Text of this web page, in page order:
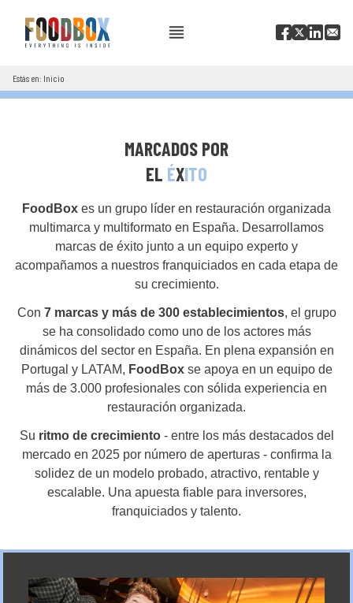
Estás en: Inicio
MARCADOS POR
EL ÉXITO
FoodBox es un grupo líder en restauración organizada
multimarca y multiformato en España. Desarrollamos
marcas de éxito junto a un equipo experto y
acompañamos a nuestros franquiciados en cada etapa de
su crecimiento.
Con 7 marcas y más de 300 establecimientos, el grupo
se ha consolidado como uno de los actores más
dinámicos del sector en España. En plena expansión en
Portugal y LATAM, FoodBoxse apoya en un equipo de
más de 3.000 profesionales con sólida experiencia en
restauración organizada.
Su ritmo de crecimiento - entre los más destacados del
mercado en 2025 por número de aperturas - confirma la
solidez de un modelo probado, atractivo, rentable y
escalable. Una apuesta fiable para inversores,
franquiciados y talento.